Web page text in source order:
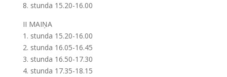
8. stunda 15.20-16.00
II MAIŅA
1. stunda 15.20-16.00
2. stunda 16.05-16.45
3. stunda 16.50-17.30
4. stunda 17.35-18.15